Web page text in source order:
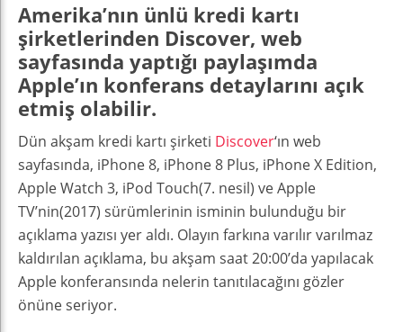
Amerika’nın ünlü kredi kartı
şirketlerinden Discover, web
sayfasında yaptığı paylaşımda
Apple’ın konferans detaylarını açık
etmiş olabilir.
Dün akşam kredi kartı şirketi Discover‘ın web
sayfasında, iPhone 8, iPhone 8 Plus, iPhone X Edition,
Apple Watch 3, iPod Touch(7. nesil) ve Apple
TV’nin(2017) sürümlerinin isminin bulunduğu bir
açıklama yazısı yer aldı. Olayın farkına varılır varılmaz
kaldırılan açıklama, bu akşam saat 20:00’da yapılacak
Apple konferansında nelerin tanıtılacağını gözler
önüne seriyor.